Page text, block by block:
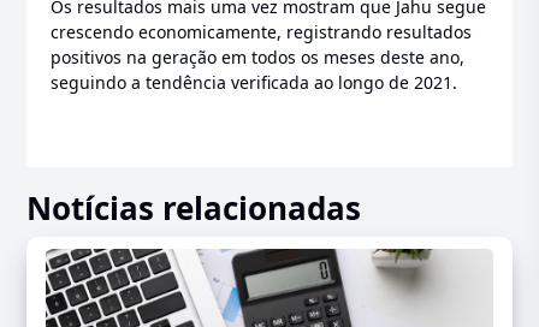
Os resultados mais uma vez mostram que Jahu segue
crescendo economicamente, registrando resultados
positivos na geração em todos os meses deste ano,
seguindo a tendência verificada ao longo de 2021.
Notícias relacionadas